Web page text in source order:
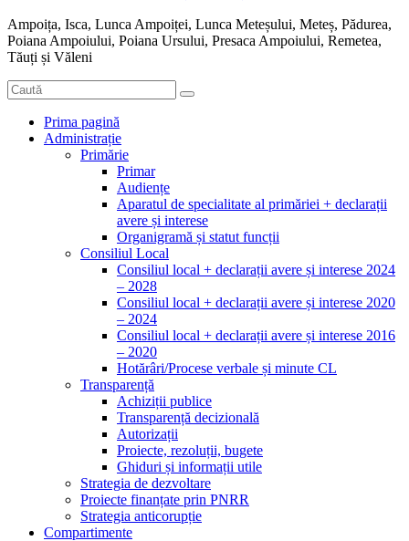
Ampoița, Isca, Lunca Ampoiței, Lunca Meteșului, Meteș, Pădurea,
Poiana Ampoiului, Poiana Ursului, Presaca Ampoiului, Remetea,
Tăuți și Văleni
Prima pagină
Administrație
Primărie
Primar
Audiențe
Aparatul de specialitate al primăriei + declarații
avere și interese
Organigramă și statut funcții
Consiliul Local
Consiliul local + declarații avere și interese 2024
– 2028
Consiliul local + declarații avere și interese 2020
– 2024
Consiliul local + declarații avere și interese 2016
– 2020
Hotărâri/Procese verbale și minute CL
Transparență
Achiziții publice
Transparență decizională
Autorizații
Proiecte, rezoluții, bugete
Ghiduri și informații utile
Strategia de dezvoltare
Proiecte finanțate prin PNRR
Strategia anticorupție
Compartimente